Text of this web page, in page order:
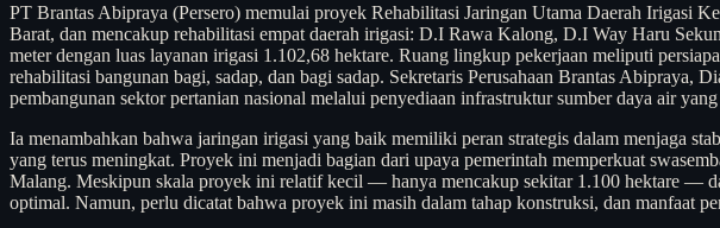
PT Brantas Abipraya (Persero) memulai proyek Rehabilitasi Jaringan Utama Daerah Irigasi
Barat, dan mencakup rehabilitasi empat daerah irigasi: D.I Rawa Kalong, D.I Way Haru
meter dengan luas layanan irigasi 1.102,68 hektare. Ruang lingkup pekerjaan meliputi
rehabilitasi bangunan bagi, sadap, dan bagi sadap. Sekretaris Perusahaan Brantas
pembangunan sektor pertanian nasional melalui penyediaan infrastruktur sumber daya air
Ia menambahkan bahwa jaringan irigasi yang baik memiliki peran strategis dalam menjaga
yang terus meningkat. Proyek ini menjadi bagian dari upaya pemerintah memperkuat
Malang. Meskipun skala proyek ini relatif kecil — hanya mencakup sekitar 1.100 hektare —
optimal. Namun, perlu dicatat bahwa proyek ini masih dalam tahap konstruksi, dan manfaat